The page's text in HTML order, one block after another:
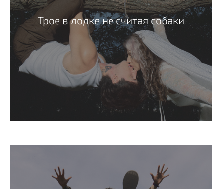
Трое в лодке не считая собаки